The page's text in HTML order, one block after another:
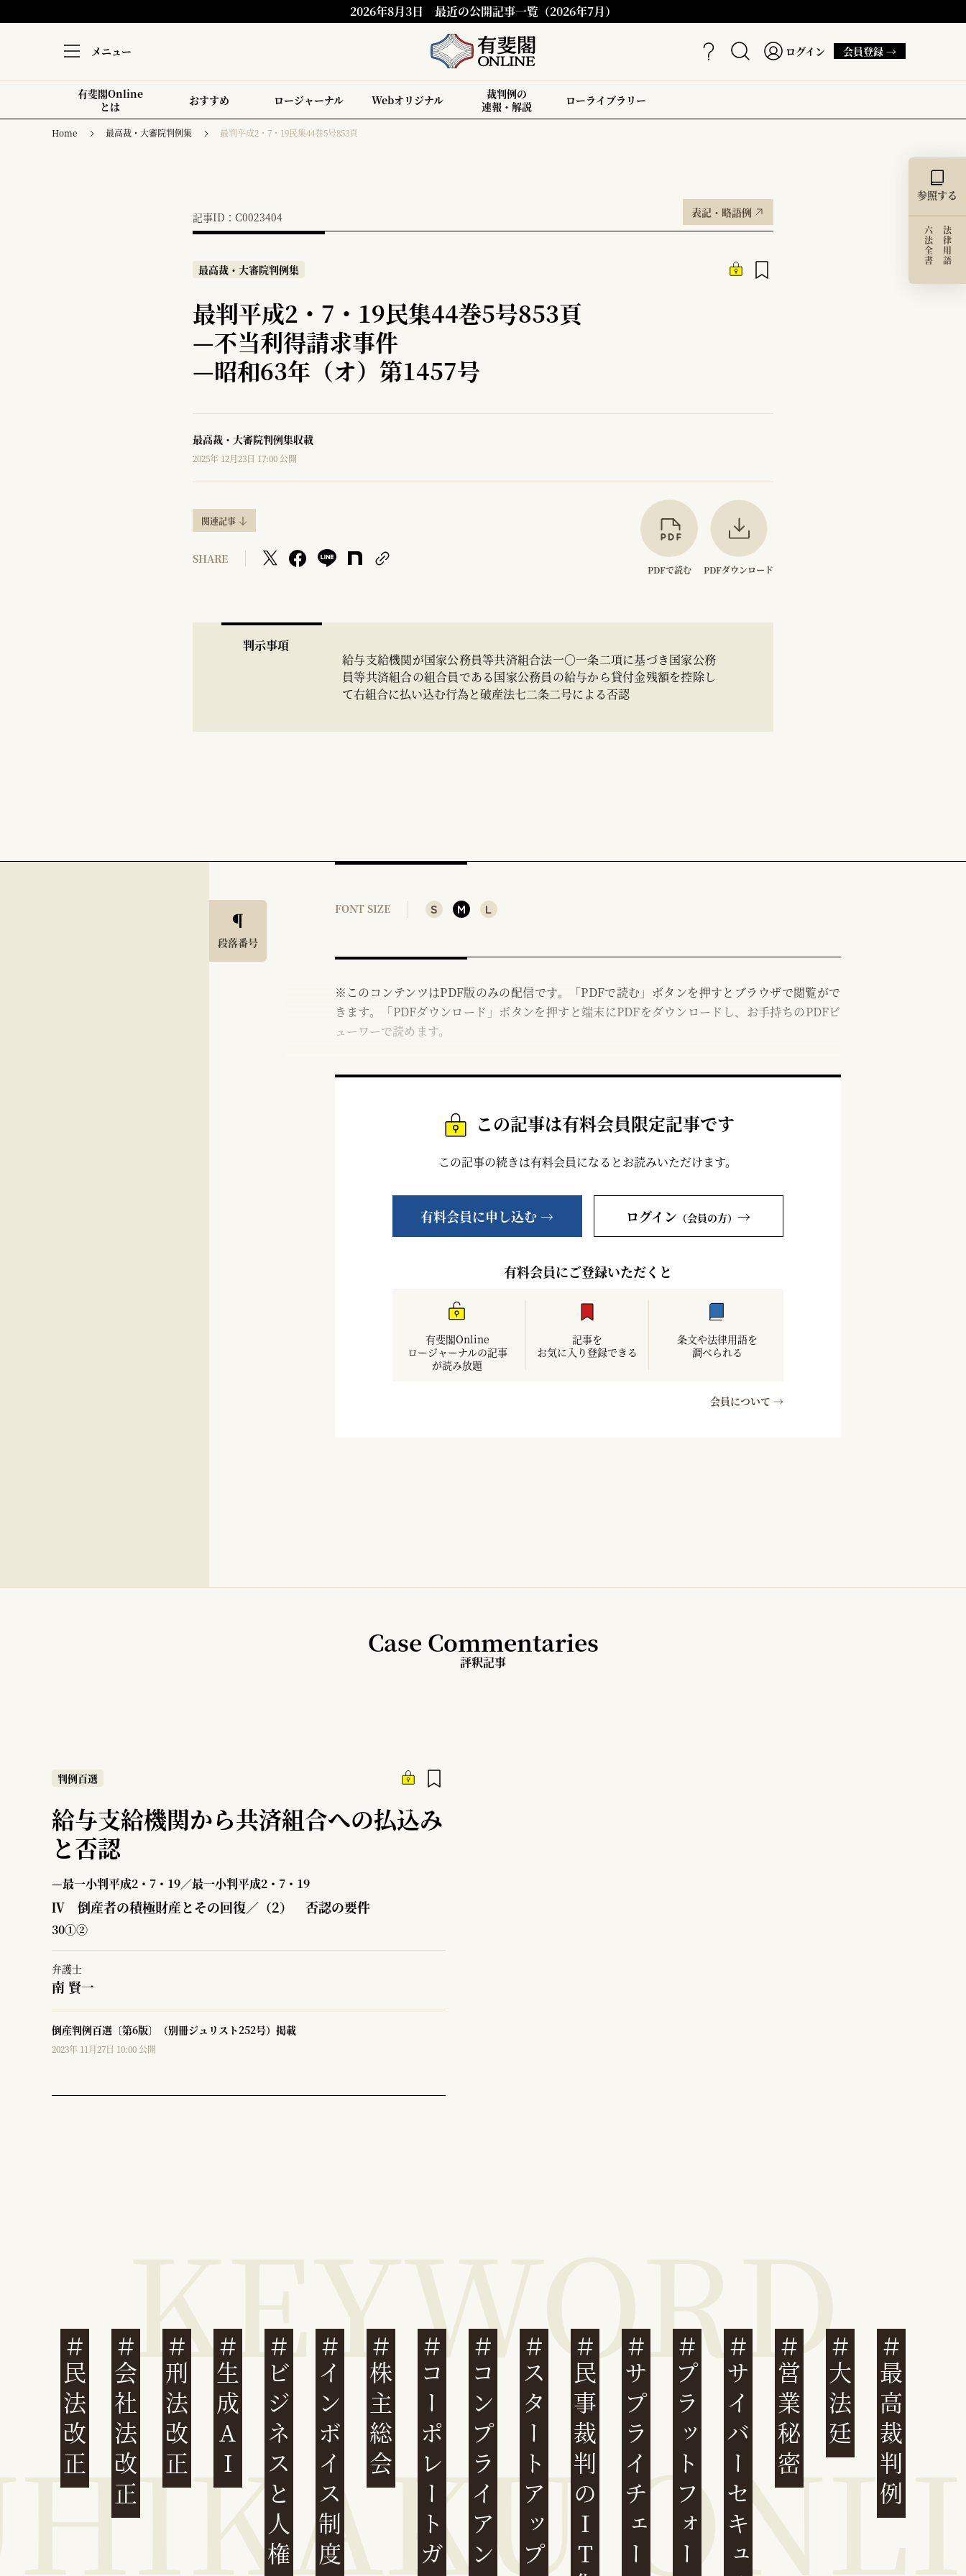
2026年8月3日 最近の公開記事一覧（2026年7月）
メニュー ログイン 会員登録 →
有斐閣Online
とは
おすすめ ロージャーナル Webオリジナル
裁判例の
速報・解説
ローライブラリー
Home 最高裁・大審院判例集 最判平成2・7・19民集44巻5号853頁
記事ID：C0023404 表記・略語例
最高裁・大審院判例集
最判平成2・7・19民集44巻5号853頁
—不当利得請求事件
—昭和63年（オ）第1457号
最高裁・大審院判例集収載
2025年 12月23日 17:00 公開
関連記事
SHARE
PDFで読む PDFダウンロード
判示事項
給与支給機関が国家公務員等共済組合法一〇一条二項に基づき国家公務
員等共済組合の組合員である国家公務員の給与から貸付金残額を控除し
て右組合に払い込む行為と破産法七二条二号による否認
参照する
法律用語
六法全書
段落番号
FONT SIZE S M L
※このコンテンツはPDF版のみの配信です。「PDFで読む」ボタンを押すとブラウザで閲覧がで
きます。「PDFダウンロード」ボタンを押すと端末にPDFをダウンロードし、お手持ちのPDFビ
ューワーで読めます。
この記事は有料会員限定記事です
この記事の続きは有料会員になるとお読みいただけます。
有料会員に申し込む → ログイン （会員の方） →
有料会員にご登録いただくと
有斐閣Online
ロージャーナルの記事
が読み放題
記事を
お気に入り登録できる
条文や法律用語を
調べられる
会員について →
Case Commentaries
評釈記事
判例百選
給与支給機関から共済組合への払込み
と否認
—最一小判平成2・7・19／最一小判平成2・7・19
Ⅳ 倒産者の積極財産とその回復／（2） 否認の要件
30①②
弁護士
南 賢一
倒産判例百選〔第6版〕（別冊ジュリスト252号）掲載
2023年 11月27日 10:00 公開
民法改正 会社法改正 刑法改正 生成AI ビジネスと人権インボイス制度 株主総会 コンプライアンススタートアップ民事裁判のIT化サプライチェーンプラットフォームサイバーセキュリティ 営業秘密 大法廷 最高裁判例